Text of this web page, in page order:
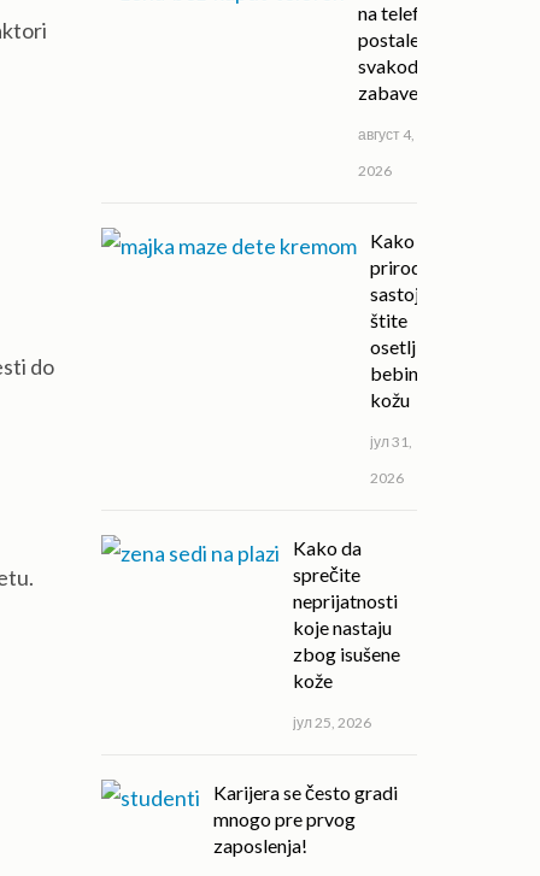
do
na telefonu
postale deo
svakodnevne
zabave?
август 4,
2026
Kako
prirodni
sastojci
štite
osetljivu
bebinu
kožu
јул 31,
2026
Kako da
sprečite
neprijatnosti
koje nastaju
zbog isušene
kože
јул 25, 2026
Karijera se često gradi
mnogo pre prvog
zaposlenja!